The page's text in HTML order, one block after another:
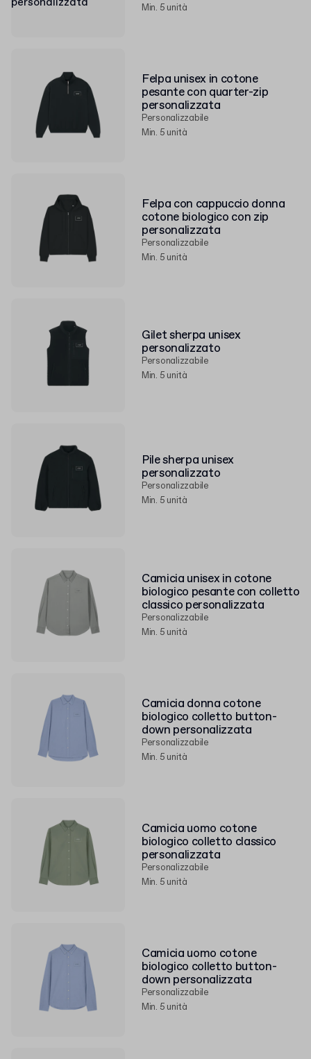
Min. 5 unità
Felpa unisex in cotone
pesante con quarter-zip
personalizzata
Personalizzabile
Min. 5 unità
Felpa con cappuccio donna
cotone biologico con zip
personalizzata
Personalizzabile
Min. 5 unità
Gilet sherpa unisex
personalizzato
Personalizzabile
Min. 5 unità
Pile sherpa unisex
personalizzato
Personalizzabile
Min. 5 unità
Camicia unisex in cotone
biologico pesante con colletto
classico personalizzata
Personalizzabile
Min. 5 unità
Camicia donna cotone
biologico colletto button-
down personalizzata
Personalizzabile
Min. 5 unità
Camicia uomo cotone
biologico colletto classico
personalizzata
Personalizzabile
Min. 5 unità
Camicia uomo cotone
biologico colletto button-
down personalizzata
Personalizzabile
Min. 5 unità